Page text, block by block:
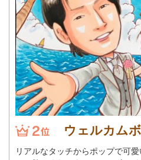
ウェルカム
リアルなタッチからポップで可